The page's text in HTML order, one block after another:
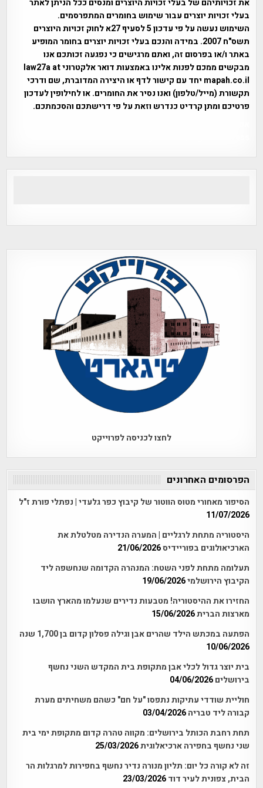
בעלי זכויות יוצרים עבור שימוש בחומרים המתפרסמים.
השימוש נעשה על פי עדכון 5 לסעיף 27א לחוק זכויות היוצרים
תשס"ח 2007. במידה והנכם בעלי זכויות יוצרים בחומר המופיע
באתר ו/או בפרסום זה, ואתם מרגישים כי נפגעה זכותכם אנו
מבקשים ממכם לפנות אלינו באמצעות דואר אלקטרוני law27a at
mapah.co.il יחד עם קישור לדף או היצירה המדוברת, שם ודרכי
תקשורת (מייל/טלפון) ואנו נסיר את החומרים. או לחילופין לעדכון
פרטיכם ומתן קרדיט כנדרש וזאת על פי דרישתכם והסכמתכם.
לחצו לכניסה לפרוייקט
הפרסומים האחרונים
הסיפור מאחורי מטוס הווטור של קיבוץ כפר גלעדי | נפתלי פורת ז"ל
11/07/2026
היסטוריה מתחת לרגליים | המערה הנדירה מטלטלת את
הארכיאולוגים בפוריידיס21/06/2026
תעלומה מתחת לפני השטח: המנהרה הקדומה שנחשפה ליד
הקיבוץ הירושלמי19/06/2026
החזירו את ההיסטוריה! מטבעות נדירים שנעלמו מהארץ הושבו
מארצות הברית15/06/2026
הפתעה במכתש הילד שהרים אבן וגילה פסלון קדום בן 1,700 שנה
10/06/2026
בית יוצר גדול לכלי אבן מתקופת בית המקדש השני נחשף
בירושלים 04/06/2026
חוליית שודדי עתיקות נתפסו "על חם" כשהם משחיתים מערת
קבורה ליד טבריה 03/04/2026
תחת רחבת הכותל בירושלים: מקווה טהרה קדום מתקופת ימי בית
שני נחשף בחפירה ארכיאלוגית25/03/2026
זה לא קורה כל יום: תליון מנורה נדיר נחשף בחפירות למרגלות הר
הבית, צפונית לעיר דוד 23/03/2026